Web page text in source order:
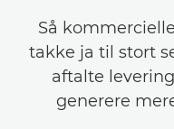
Så
takke ja til stort
aftalte
generere